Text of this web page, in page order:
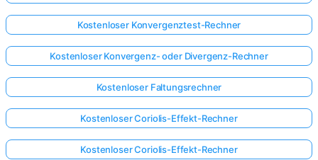
Kostenloser Konvergenztest-Rechner
Kostenloser Konvergenz- oder Divergenz-Rechner
Kostenloser Faltungsrechner
Kostenloser Coriolis-Effekt-Rechner
Kostenloser Coriolis-Effekt-Rechner